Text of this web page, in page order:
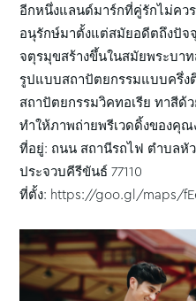
อีกหนึ่งแลนด์มาร์กที่คู่รักไม่คว
อนุรักษ์มาตั้งแต่สมัยอดีตถึงปัจ
จตุรมุขสร้างขึ้นในสมัยพระบา
รูปแบบสถาปัตยกรรมแบบครึ่ง
สถาปัตยกรรมวิคทอเรีย ทาสี
ทำให้ภาพถ่ายพรีเวดดิ้งของคุณ
ที่อยู่: ถนน สถานีรถไฟ ตำบลหั
ประจวบคีรีขันธ์ 77110
ที่ตั้ง: https://goo.gl/maps/